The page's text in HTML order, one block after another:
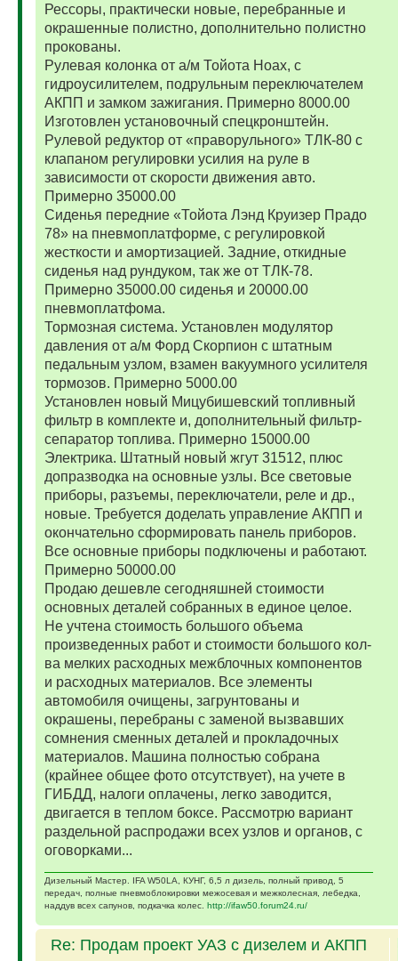
Рессоры, практически новые, перебранные и
окрашенные полистно, дополнительно полистно
прокованы.
Рулевая колонка от а/м Тойота Ноах, с
гидроусилителем, подрульным переключателем
АКПП и замком зажигания. Примерно 8000.00
Изготовлен установочный спецкронштейн.
Рулевой редуктор от «праворульного» ТЛК-80 с
клапаном регулировки усилия на руле в
зависимости от скорости движения авто.
Примерно 35000.00
Сиденья передние «Тойота Лэнд Круизер Прадо
78» на пневмоплатформе, с регулировкой
жесткости и амортизацией. Задние, откидные
сиденья над рундуком, так же от ТЛК-78.
Примерно 35000.00 сиденья и 20000.00
пневмоплатфома.
Тормозная система. Установлен модулятор
давления от а/м Форд Скорпион с штатным
педальным узлом, взамен вакуумного усилителя
тормозов. Примерно 5000.00
Установлен новый Мицубишевский топливный
фильтр в комплекте и, дополнительный фильтр-
сепаратор топлива. Примерно 15000.00
Электрика. Штатный новый жгут 31512, плюс
допразводка на основные узлы. Все световые
приборы, разъемы, переключатели, реле и др.,
новые. Требуется доделать управление АКПП и
окончательно сформировать панель приборов.
Все основные приборы подключены и работают.
Примерно 50000.00
Продаю дешевле сегодняшней стоимости
основных деталей собранных в единое целое.
Не учтена стоимость большого объема
произведенных работ и стоимости большого кол-
ва мелких расходных межблочных компонентов
и расходных материалов. Все элементы
автомобиля очищены, загрунтованы и
окрашены, перебраны с заменой вызвавших
сомнения сменных деталей и прокладочных
материалов. Машина полностью собрана
(крайнее общее фото отсутствует), на учете в
ГИБДД, налоги оплачены, легко заводится,
двигается в теплом боксе. Рассмотрю вариант
раздельной распродажи всех узлов и органов, с
оговорками...
Дизельный Мастер. IFA W50LA, КУНГ, 6,5 л дизель, полный привод, 5
передач, полные пневмоблокировки межосевая и межколесная, лебедка,
наддув всех сапунов, подкачка колес. http://ifaw50.forum24.ru/
Re: Продам проект УАЗ с дизелем и АКПП